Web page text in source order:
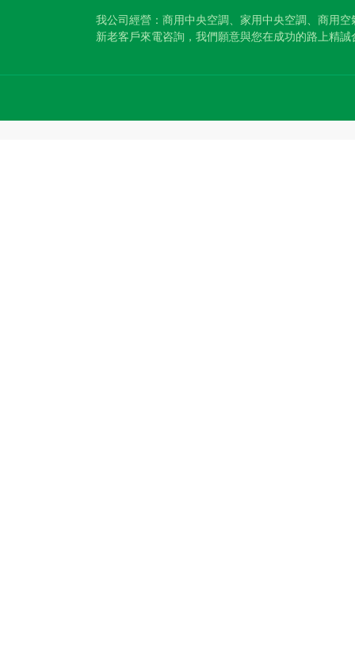
我公司經營：商用中央空調、家用中央空調、商用
新老客戶來電咨詢，我們願意與您在成功的路上精